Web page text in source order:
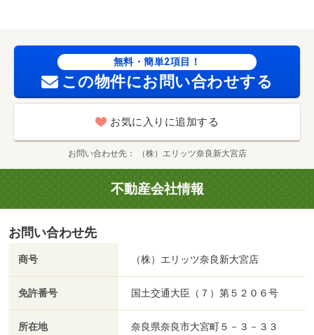
無料・簡単2項目！
この物件にお問い合わせする
お気に入りに追加する
お問い合わせ先 （株）エリッツ奈良新大宮店
不動産会社情報
お問い合わせ先
商号 （株）エリッツ奈良新大宮店
免許番号 国土交通大臣（７）第５２０６号
所在地
奈良県奈良市大宮町５－３－３３